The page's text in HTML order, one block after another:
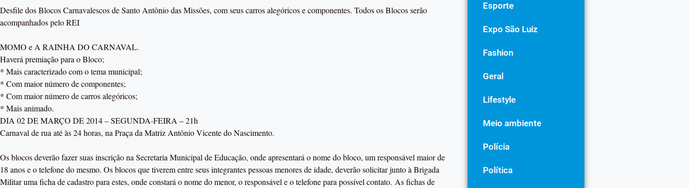
Desfile dos Blocos Carnavalescos de Santo Antônio das Missões, com seus carros alegóricos e componentes. Todos os Blocos serão
acompanhados pelo REI
MOMO e A RAINHA DO CARNAVAL.
Haverá premiação para o Bloco;
* Mais caracterizado com o tema municipal;
* Com maior número de componentes;
* Com maior número de carros alegóricos;
* Mais animado.
DIA 02 DE MARÇO DE 2014 – SEGUNDA-FEIRA – 21h
Carnaval de rua até às 24 horas, na Praça da Matriz Antônio Vicente do Nascimento.
Os blocos deverão fazer suas inscrição na Secretaria Municipal de Educação, onde apresentará o nome do bloco, um responsável maior de
18 anos e o telefone do mesmo. Os blocos que tiverem entre seus integrantes pessoas menores de idade, deverão solicitar junto à Brigada
Militar uma ficha de cadastro para estes, onde constará o nome do menor, o responsável e o telefone para possível contato. As fichas de
Esporte
Expo São Luiz
Fashion
Geral
Lifestyle
Meio ambiente
Polícia
Política